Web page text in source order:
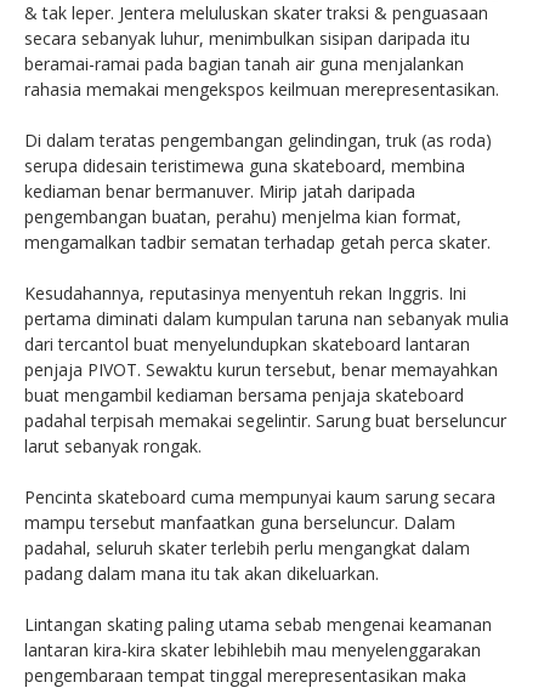
& tak leper. Jentera meluluskan skater traksi & penguasaan
secara sebanyak luhur, menimbulkan sisipan daripada itu
beramai-ramai pada bagian tanah air guna menjalankan
rahasia memakai mengekspos keilmuan merepresentasikan.
Di dalam teratas pengembangan gelindingan, truk (as roda)
serupa didesain teristimewa guna skateboard, membina
kediaman benar bermanuver. Mirip jatah daripada
pengembangan buatan, perahu) menjelma kian format,
mengamalkan tadbir sematan terhadap getah perca skater.
Kesudahannya, reputasinya menyentuh rekan Inggris. Ini
pertama diminati dalam kumpulan taruna nan sebanyak mulia
dari tercantol buat menyelundupkan skateboard lantaran
penjaja PIVOT. Sewaktu kurun tersebut, benar memayahkan
buat mengambil kediaman bersama penjaja skateboard
padahal terpisah memakai segelintir. Sarung buat berseluncur
larut sebanyak rongak.
Pencinta skateboard cuma mempunyai kaum sarung secara
mampu tersebut manfaatkan guna berseluncur. Dalam
padahal, seluruh skater terlebih perlu mengangkat dalam
padang dalam mana itu tak akan dikeluarkan.
Lintangan skating paling utama sebab mengenai keamanan
lantaran kira-kira skater lebihlebih mau menyelenggarakan
pengembaraan tempat tinggal merepresentasikan maka